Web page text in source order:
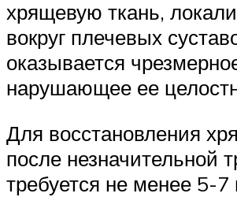
хрящевую ткань,
вокруг плечевых
оказывается
нарушающее ее
Для восстановления
после незначительной
требуется не менее 5-7